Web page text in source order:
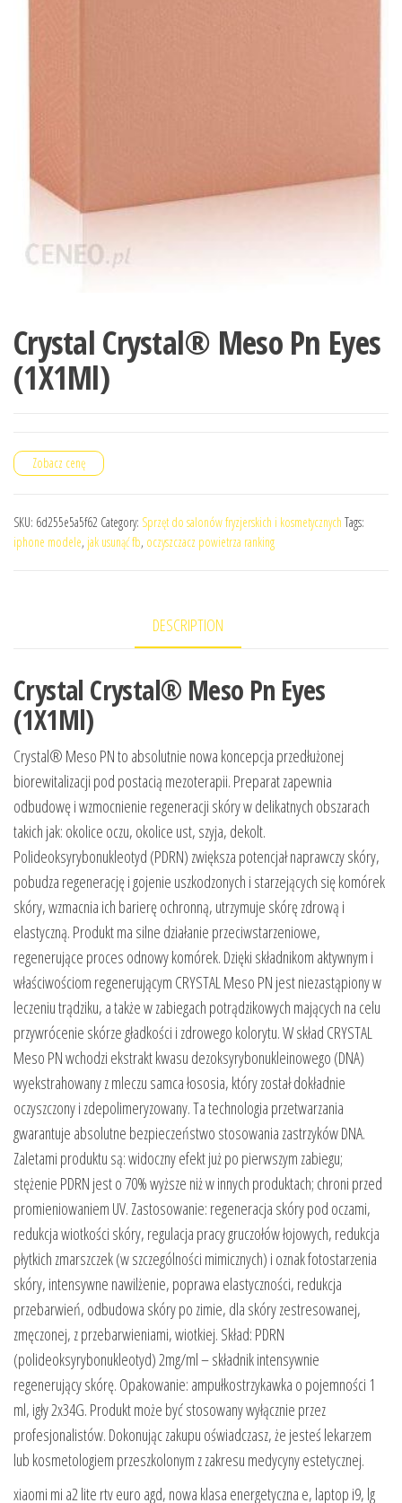
Crystal Crystal® Meso Pn Eyes
(1X1Ml)
Zobacz cenę
SKU: 6d255e5a5f62 Category: Sprzęt do salonów fryzjerskich i kosmetycznych Tags:
iphone modele, jak usunąć fb, oczyszczacz powietrza ranking
DESCRIPTION
Crystal Crystal® Meso Pn Eyes
(1X1Ml)
Crystal® Meso PN to absolutnie nowa koncepcja przedłużonej
biorewitalizacji pod postacią mezoterapii. Preparat zapewnia
odbudowę i wzmocnienie regeneracji skóry w delikatnych obszarach
takich jak: okolice oczu, okolice ust, szyja, dekolt.
Polideoksyrybonukleotyd (PDRN) zwiększa potencjał naprawczy skóry,
pobudza regenerację i gojenie uszkodzonych i starzejących się komórek
skóry, wzmacnia ich barierę ochronną, utrzymuje skórę zdrową i
elastyczną. Produkt ma silne działanie przeciwstarzeniowe,
regenerujące proces odnowy komórek. Dzięki składnikom aktywnym i
właściwościom regenerującym CRYSTAL Meso PN jest niezastąpiony w
leczeniu trądziku, a także w zabiegach potrądzikowych mających na celu
przywrócenie skórze gładkości i zdrowego kolorytu. W skład CRYSTAL
Meso PN wchodzi ekstrakt kwasu dezoksyrybonukleinowego (DNA)
wyekstrahowany z mleczu samca łososia, który został dokładnie
oczyszczony i zdepolimeryzowany. Ta technologia przetwarzania
gwarantuje absolutne bezpieczeństwo stosowania zastrzyków DNA.
Zaletami produktu są: widoczny efekt już po pierwszym zabiegu;
stężenie PDRN jest o 70% wyższe niż w innych produktach; chroni przed
promieniowaniem UV. Zastosowanie: regeneracja skóry pod oczami,
redukcja wiotkości skóry, regulacja pracy gruczołów łojowych, redukcja
płytkich zmarszczek (w szczególności mimicznych) i oznak fotostarzenia
skóry, intensywne nawilżenie, poprawa elastyczności, redukcja
przebarwień, odbudowa skóry po zimie, dla skóry zestresowanej,
zmęczonej, z przebarwieniami, wiotkiej. Skład: PDRN
(polideoksyrybonukleotyd) 2mg/ml – składnik intensywnie
regenerujący skórę. Opakowanie: ampułkostrzykawka o pojemności 1
ml, igły 2x34G. Produkt może być stosowany wyłącznie przez
profesjonalistów. Dokonując zakupu oświadczasz, że jesteś lekarzem
lub kosmetologiem przeszkolonym z zakresu medycyny estetycznej.
xiaomi mi a2 lite rtv euro agd, nowa klasa energetyczna e, laptop i9, lg